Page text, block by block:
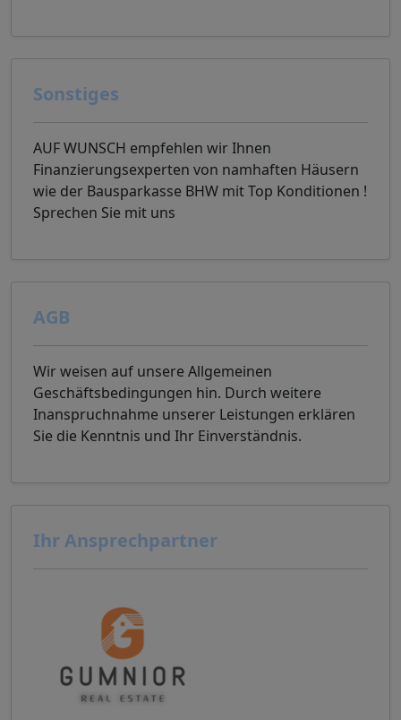
Sonstiges
AUF WUNSCH empfehlen wir Ihnen
Finanzierungsexperten von namhaften Häusern
wie der Bausparkasse BHW mit Top Konditionen !
Sprechen Sie mit uns
AGB
Wir weisen auf unsere Allgemeinen
Geschäftsbedingungen hin. Durch weitere
Inanspruchnahme unserer Leistungen erklären
Sie die Kenntnis und Ihr Einverständnis.
Ihr Ansprechpartner